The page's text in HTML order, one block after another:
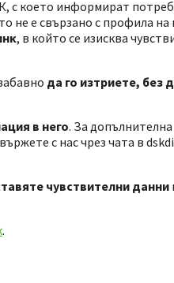
с което информират
не е свързано с профила
, в който се изисква
да го изтриете, без
в него. За
с нас чрез чата в
чувствителни данни
.